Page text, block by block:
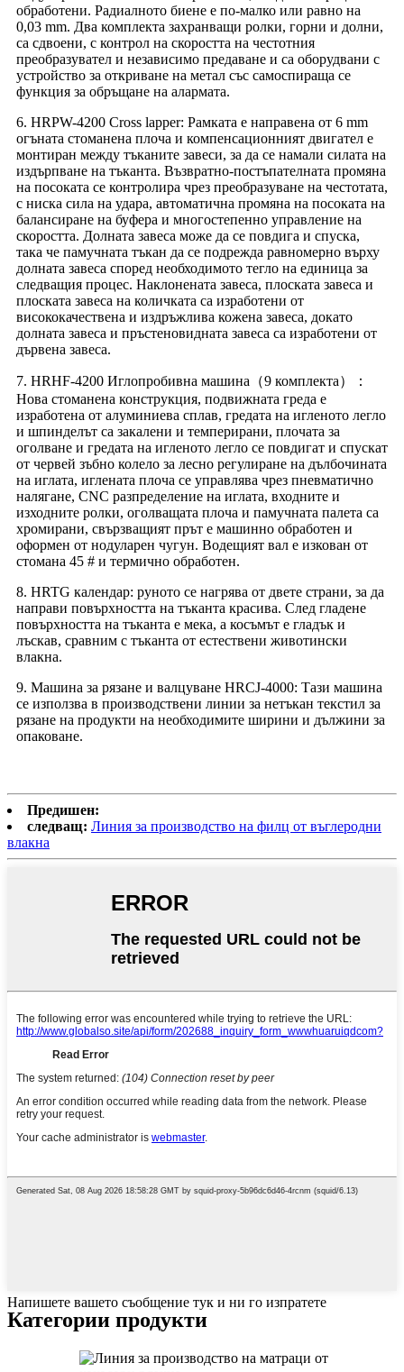
обработени. Радиалното биене е по-малко или равно на
0,03 mm. Два комплекта захранващи ролки, горни и долни,
са сдвоени, с контрол на скоростта на честотния
преобразувател и независимо предаване и са оборудвани с
устройство за откриване на метал със самоспираща се
функция за обръщане на алармата.
6. HRPW-4200 Cross lapper: Рамката е направена от 6 mm
огъната стоманена плоча и компенсационният двигател е
монтиран между тъканите завеси, за да се намали силата на
издърпване на тъканта. Възвратно-постъпателната промяна
на посоката се контролира чрез преобразуване на честотата,
с ниска сила на удара, автоматична промяна на посоката на
балансиране на буфера и многостепенно управление на
скоростта. Долната завеса може да се повдига и спуска,
така че памучната тъкан да се подрежда равномерно върху
долната завеса според необходимото тегло на единица за
следващия процес. Наклонената завеса, плоската завеса и
плоската завеса на количката са изработени от
висококачествена и издръжлива кожена завеса, докато
долната завеса и пръстеновидната завеса са изработени от
дървена завеса.
7. HRHF-4200 Иглопробивна машина（9 комплекта）：
Нова стоманена конструкция, подвижната греда е
изработена от алуминиева сплав, гредата на игленото легло
и шпинделът са закалени и темперирани, плочата за
оголване и гредата на игленото легло се повдигат и спускат
от червей зъбно колело за лесно регулиране на дълбочината
на иглата, иглената плоча се управлява чрез пневматично
налягане, CNC разпределение на иглата, входните и
изходните ролки, оголващата плоча и памучната палета са
хромирани, свързващият прът е машинно обработен и
оформен от нодуларен чугун. Водещият вал е изкован от
стомана 45 # и термично обработен.
8. HRTG календар: руното се нагрява от двете страни, за да
направи повърхността на тъканта красива. След гладене
повърхността на тъканта е мека, а косъмът е гладък и
лъскав, сравним с тъканта от естествени животински
влакна.
9. Машина за рязане и валцуване HRCJ-4000: Тази машина
се използва в производствени линии за нетъкан текстил за
рязане на продукти на необходимите ширини и дължини за
опаковане.
Предишен:
следващ: Линия за производство на филц от въглеродни
влакна
Напишете вашето съобщение тук и ни го изпратете
Категории продукти